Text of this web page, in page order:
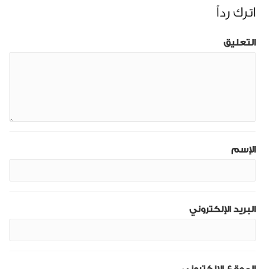
اترك رداً
التعليق
الإسم
البريد الإلكتروني